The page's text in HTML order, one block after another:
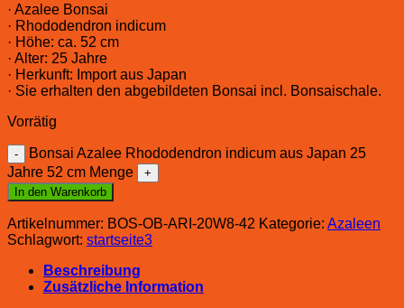
· Azalee Bonsai
· Rhododendron indicum
· Höhe: ca. 52 cm
· Alter: 25 Jahre
· Herkunft: Import aus Japan
· Sie erhalten den abgebildeten Bonsai incl. Bonsaischale.
Vorrätig
Bonsai Azalee Rhododendron indicum aus Japan 25
Jahre 52 cm Menge
In den Warenkorb
Artikelnummer: BOS-OB-ARI-20W8-42 Kategorie: Azaleen
Schlagwort: startseite3
Beschreibung
Zusätzliche Information